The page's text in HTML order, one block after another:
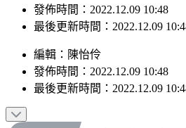
最後更新時間：2022.12.09 10:48
發佈時間：2022.12.09 10:48
最後更新時間：2022.12.09 10:48